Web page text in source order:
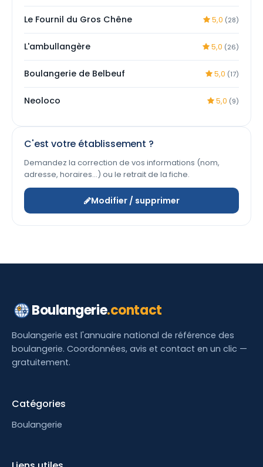
Le Fournil du Gros Chêne 5,0 (28)
L'ambullangère 5,0 (26)
Boulangerie de Belbeuf 5,0 (17)
Neoloco 5,0 (9)
C'est votre établissement ?
Demandez la correction de vos informations (nom,
adresse, horaires…) ou le retrait de la fiche.
Modifier / supprimer
Boulangerie.contact
Boulangerie est l'annuaire national de référence des
boulangerie. Coordonnées, avis et contact en un clic —
gratuitement.
Catégories
Boulangerie